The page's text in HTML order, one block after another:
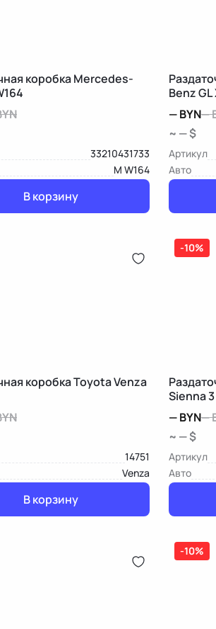
коробка Mercedes-
33210431733
M W164
В корзину
Benz GL
—BYN—
~ — $
Артикул
Авто
коробка Toyota Venza
14751
Venza
В корзину
-10%
Sienna 3
—BYN—
~ — $
Артикул
Авто
-10%